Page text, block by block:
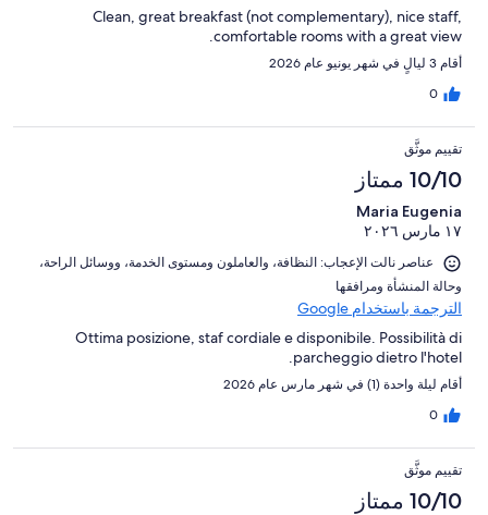
Clean, great breakfast (not complementary), nice staff,
comfortable rooms with a great view.
أقام 3 ليالٍ في شهر يونيو عام 2026
0
تقييم موثَّق
10/10 ممتاز
Maria Eugenia
١٧ مارس ٢٠٢٦
عناصر نالت الإعجاب: ⁦النظافة⁩، و⁦العاملون ومستوى الخدمة⁩، و⁦وسائل الراحة⁩،
و⁦حالة المنشأة ومرافقها⁩
الترجمة باستخدام Google
Ottima posizione, staf cordiale e disponibile. Possibilità di
parcheggio dietro l'hotel.
أقام ليلة واحدة (1) في شهر مارس عام 2026
0
تقييم موثَّق
10/10 ممتاز